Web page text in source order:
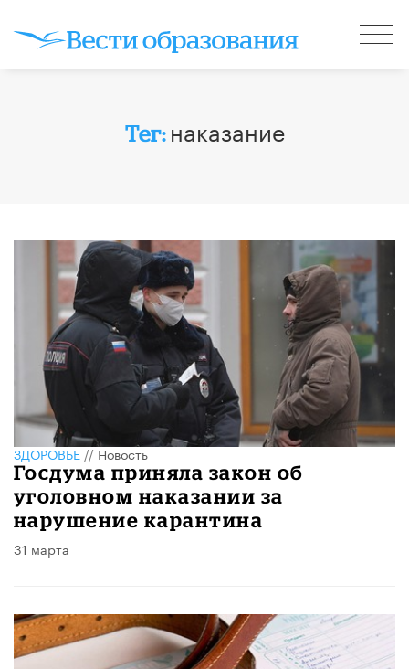
Тег: наказание
ЗДОРОВЬЕ//Новость
Госдума приняла закон об
уголовном наказании за
нарушение карантина
31 марта